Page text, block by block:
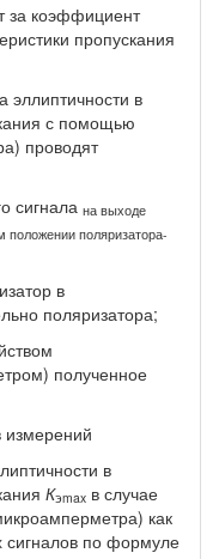
за коэффициент
пропускания
в
с помощью
проводят
сигнала на выходе
положении поляризатора-
в
поляризатора;
полученное
измерений
в
Кэmax в случае
как
сигналов по формуле